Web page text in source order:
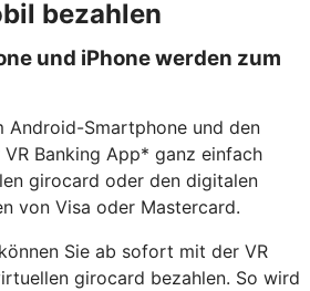
bezahlen
und iPhone werden zum
Android-Smartphone und den
Banking App* ganz einfach
girocard oder den digitalen
von Visa oder Mastercard.
Sie ab sofort mit der VR
girocard bezahlen. So wird